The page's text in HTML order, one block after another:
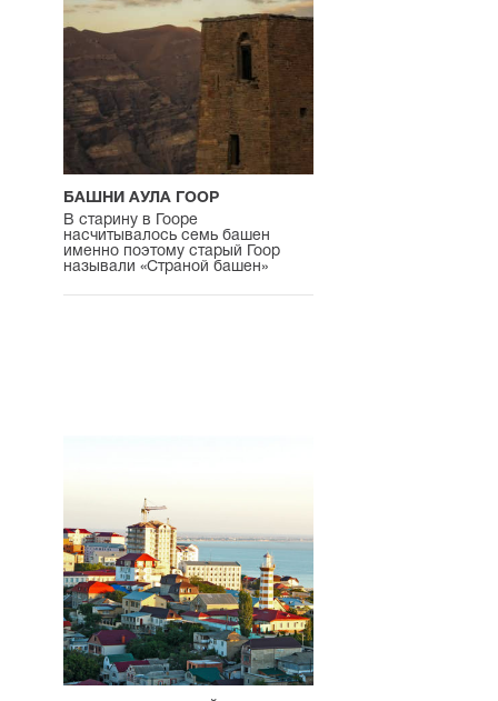
БАШНИ АУЛА ГООР
В старину в Гооре
насчитывалось семь башен
именно поэтому старый Гоор
называли «Страной башен»